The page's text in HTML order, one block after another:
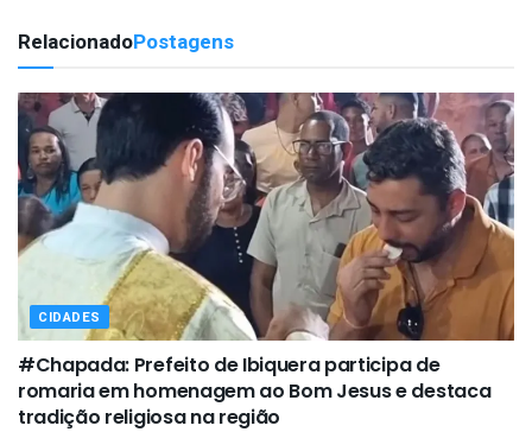
RelacionadoPostagens
CIDADES
#Chapada: Prefeito de Ibiquera participa de
romaria em homenagem ao Bom Jesus e destaca
tradição religiosa na região